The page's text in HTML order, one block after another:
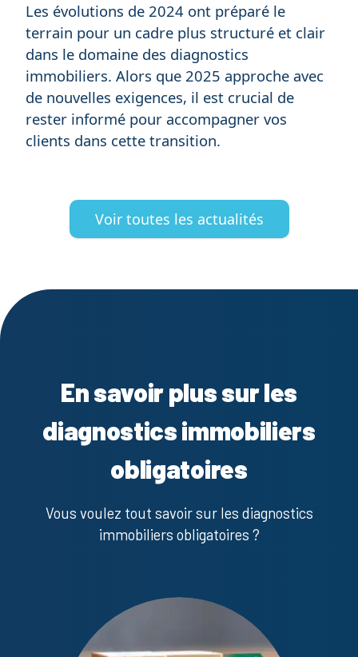
Les évolutions de 2024 ont préparé le
terrain pour un cadre plus structuré et clair
dans le domaine des diagnostics
immobiliers. Alors que 2025 approche avec
de nouvelles exigences, il est crucial de
rester informé pour accompagner vos
clients dans cette transition.
Voir toutes les actualités
En savoir plus sur les
diagnostics immobiliers
obligatoires
Vous voulez tout savoir sur les diagnostics
immobiliers obligatoires ?